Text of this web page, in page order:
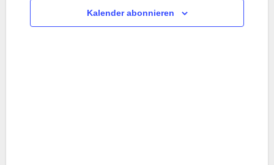
Kalender abonnieren